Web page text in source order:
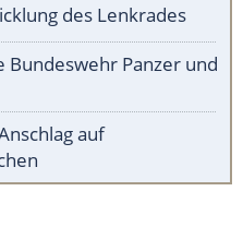
des Lenkrades
Bundeswehr Panzer und
auf